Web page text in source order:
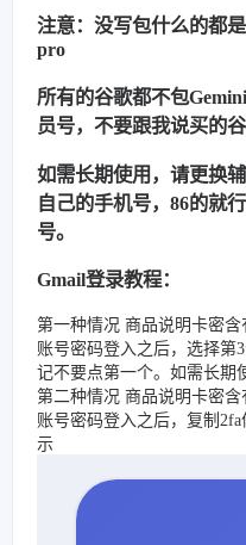
注意：没写包什么的都
pro
所有的谷歌都不包
员号，不要跟我说买的
如需长期使用，请更换
自己的手机号，86的就
号。
Gmail登录教程：
第一种情况 商品说明卡密含
账号密码登入之后，选择第
记不要点第一个。如需长期
第二种情况 商品说明卡密含
账号密码登入之后，复制2fa
示